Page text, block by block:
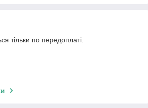
тільки по передоплаті.